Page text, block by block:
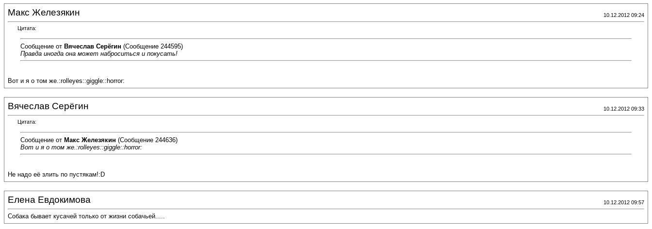
Макс Железякин 10.12.2012 09:24
Цитата:
Сообщение от Вячеслав Серёгин (Сообщение 244595)
Правда иногда она может наброситься и покусать!
Вот и я о том же.:rolleyes::giggle::horror:
Вячеслав Серёгин 10.12.2012 09:33
Цитата:
Сообщение от Макс Железякин (Сообщение 244636)
Вот и я о том же.:rolleyes::giggle::horror:
Не надо её злить по пустякам!:D
Елена Евдокимова 10.12.2012 09:57
Собака бывает кусачей только от жизни собачьей.....